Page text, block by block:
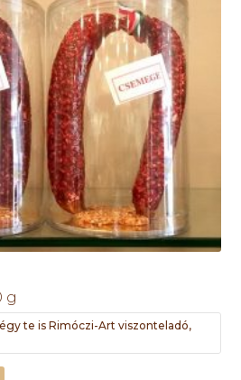
g
te is Rimóczi-Art viszonteladó,